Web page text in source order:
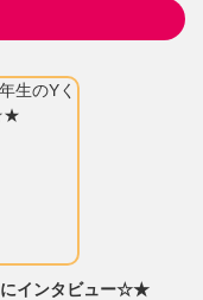
にインタビュー☆★